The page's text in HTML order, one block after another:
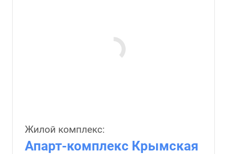
Жилой комплекс:
Апарт-комплекс Крымская